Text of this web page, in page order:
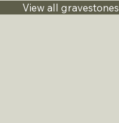
View all gravestones